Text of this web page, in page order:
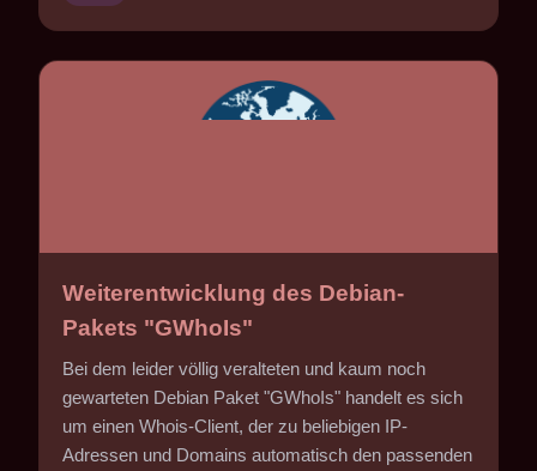
Weiterentwicklung des Debian-
Pakets "GWhoIs"
Bei dem leider völlig veralteten und kaum noch
gewarteten Debian Paket "GWhoIs" handelt es sich
um einen Whois-Client, der zu beliebigen IP-
Adressen und Domains automatisch den passenden